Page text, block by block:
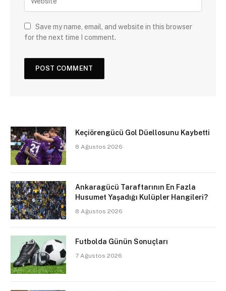
Save my name, email, and website in this browser
for the next time I comment.
Keçiörengücü Gol Düellosunu Kaybetti
8 Ağustos 2026
Ankaragücü Taraftarının En Fazla
Husumet Yaşadığı Kulüpler Hangileri?
8 Ağustos 2026
Futbolda Günün Sonuçları
7 Ağustos 2026